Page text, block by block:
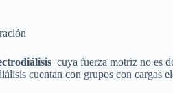
cuya fuerza motriz no es
cuentan con grupos con cargas